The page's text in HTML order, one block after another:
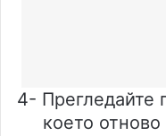
4- Прегледайте
което отново